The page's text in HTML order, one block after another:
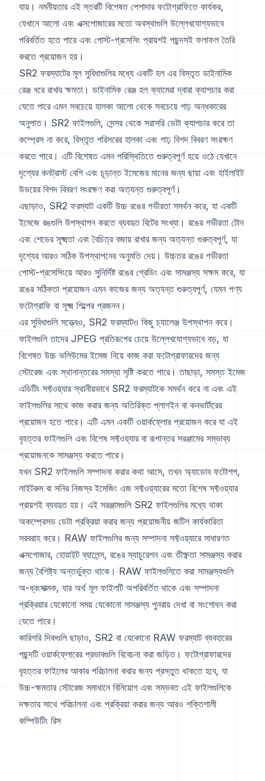
যায়। নমনীয়তার এই স্তরটি বিশেষত পেশাদার ফটোগ্রাফিতে কার্যকর,
যেখানে আলো এবং এক্সপোজারের মতো অবস্থাগুলি উল্লেখযোগ্যভাবে
পরিবর্তিত হতে পারে এবং পোস্ট-প্রসেসিং প্রায়শই পছন্দসই ফলাফল তৈরি
করতে প্রয়োজন হয়।
SR2 ফরম্যাটের মূল সুবিধাগুলির মধ্যে একটি হল এর বিস্তৃত ডাইনামিক
রেঞ্জ ধরে রাখার ক্ষমতা। ডাইনামিক রেঞ্জ হল ক্যামেরা দ্বারা ক্যাপচার করা
যেতে পারে এমন সবচেয়ে হালকা আলো থেকে সবচেয়ে গাঢ় অন্ধকারের
অনুপাত। SR2 ফাইলগুলি, সেন্সর থেকে সরাসরি ডেটা ক্যাপচার করে তা
কম্প্রেস না করে, বিস্তৃত পরিসরের হালকা এবং গাঢ় বিশদ বিবরণ সংরক্ষণ
করতে পারে। এটি বিশেষত এমন পরিস্থিতিতে গুরুত্বপূর্ণ হয়ে ওঠে যেখানে
দৃশ্যের কনট্রাস্ট বেশি এবং চূড়ান্ত ইমেজের মানের জন্য ছায়া এবং হাইলাইট
উভয়ের বিশদ বিবরণ সংরক্ষণ করা অত্যন্ত গুরুত্বপূর্ণ।
এছাড়াও, SR2 ফরম্যাট একটি উচ্চ রঙের গভীরতা সমর্থন করে, যা একটি
ইমেজে রঙগুলি উপস্থাপন করতে ব্যবহৃত বিটের সংখ্যা। রঙের গভীরতা টোন
এবং শেডের সূক্ষ্মতা এবং বৈচিত্র বজায় রাখার জন্য অত্যন্ত গুরুত্বপূর্ণ, যা
দৃশ্যের আরও সঠিক উপস্থাপনের অনুমতি দেয়। উচ্চতর রঙের গভীরতা
পোস্ট-প্রসেসিংয়ে আরও সুনির্দিষ্ট রঙের গ্রেডিং এবং সামঞ্জস্য সক্ষম করে, যা
রঙের সঠিকতা প্রয়োজন এমন কাজের জন্য অত্যন্ত গুরুত্বপূর্ণ, যেমন পণ্য
ফটোগ্রাফি বা সূক্ষ্ম শিল্পের প্রজনন।
এর সুবিধাগুলি সত্ত্বেও, SR2 ফরম্যাটও কিছু চ্যালেঞ্জ উপস্থাপন করে।
ফাইলগুলি তাদের JPEG প্রতিরূপের চেয়ে উল্লেখযোগ্যভাবে বড়, যা
বিশেষত উচ্চ ভলিউমের ইমেজ নিয়ে কাজ করা ফটোগ্রাফারদের জন্য
স্টোরেজ এবং স্থানান্তরের সমস্যা সৃষ্টি করতে পারে। তাছাড়া, সমস্ত ইমেজ
এডিটিং সফ্টওয়্যার স্থানীয়ভাবে SR2 ফরম্যাটকে সমর্থন করে না এবং এই
ফাইলগুলির সাথে কাজ করার জন্য অতিরিক্ত প্লাগইন বা কনভার্টারের
প্রয়োজন হতে পারে। এটি এমন একটি ওয়ার্কফ্লোর প্রয়োজন করে যা এই
বৃহত্তর ফাইলগুলি এবং বিশেষ সফ্টওয়্যার বা রূপান্তর সরঞ্জামের সম্ভাব্য
প্রয়োজনকে সামঞ্জস্য করতে পারে।
যখন SR2 ফাইলগুলি সম্পাদনা করার কথা আসে, তখন অ্যাডোব ফটোশপ,
লাইটরুম বা সনির নিজস্ব ইমেজিং এজ সফ্টওয়্যারের মতো বিশেষ সফ্টওয়্যার
প্রায়শই ব্যবহৃত হয়। এই সরঞ্জামগুলি SR2 ফাইলগুলির মধ্যে থাকা
অকম্প্রেসড ডেটা প্রক্রিয়া করার জন্য প্রয়োজনীয় জটিল কার্যকারিতা
সরবরাহ করে। RAW ফাইলগুলির জন্য সম্পাদনা সফ্টওয়্যারে সাধারণত
এক্সপোজার, হোয়াইট ব্যালেন্স, রঙের স্যাচুরেশন এবং তীক্ষ্ণতা সামঞ্জস্য করার
জন্য বৈশিষ্ট্য অন্তর্ভুক্ত থাকে। RAW ফাইলগুলিতে করা সামঞ্জস্যগুলি
অ-ধ্বংসাত্মক, যার অর্থ মূল ফাইলটি অপরিবর্তিত থাকে এবং সম্পাদনা
প্রক্রিয়ার যেকোনো সময় যেকোনো সামঞ্জস্য পুনরায় দেখা বা সংশোধন করা
যেতে পারে।
কারিগরি দিকগুলি ছাড়াও, SR2 বা যেকোনো RAW ফরম্যাট ব্যবহারের
পছন্দটি ওয়ার্কফ্লোরের প্রভাবগুলি বিবেচনা করা জড়িত। ফটোগ্রাফারদের
বৃহত্তর ফাইলের আকার পরিচালনা করার জন্য প্রস্তুত থাকতে হবে, যা
উচ্চ-ক্ষমতার স্টোরেজ সমাধানে বিনিয়োগ এবং সম্ভবত এই ফাইলগুলিকে
দক্ষতার সাথে পরিচালনা এবং প্রক্রিয়া করার জন্য আরও শক্তিশালী
কম্পিউটিং রিস